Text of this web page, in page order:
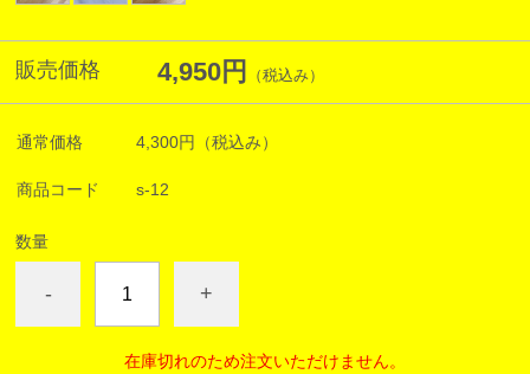
販売価格 4,950円 （税込み）
通常価格 4,300円 （税込み）
商品コード s-12
数量
- +
在庫切れのため注文いただけません。